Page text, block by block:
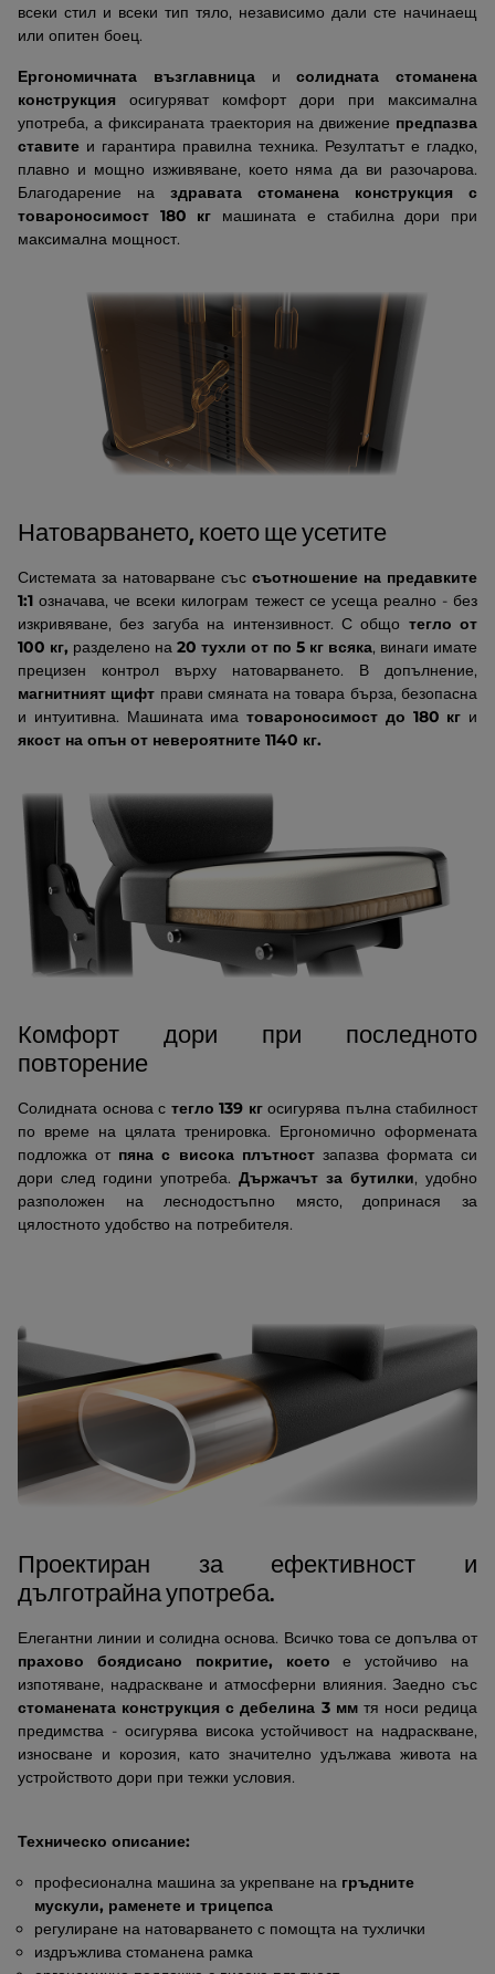
всеки стил и всеки тип тяло, независимо дали сте начинаещ
или опитен боец.
Ергономичната възглавница исолидната стоманена
конструкция осигуряват комфорт дори при максимална
употреба, а фиксираната траектория на движение предпазва
ставите и гарантира правилна техника. Резултатът е гладко,
плавно и мощно изживяване, което няма да ви разочарова.
Благодарение на здравата стоманена конструкция с
товароносимост 180 кг машината е стабилна дори при
максимална мощност.
Натоварването, което ще усетите
Системата за натоварване със съотношение на предавките
1:1означава, че всеки килограм тежест се усеща реално - без
изкривяване, без загуба на интензивност. С общо тегло от
100 кг, разделено на 20 тухли от по 5 кг всяка, винаги имате
прецизен контрол върху натоварването. В допълнение,
магнитният щифт прави смяната на товара бърза, безопасна
и интуитивна. Машината има товароносимост до 180 кг и
якост на опън от невероятните 1140 кг.
Комфорт дори при последното
повторение
Солидната основа с тегло 139 кгосигурява пълна стабилност
по време на цялата тренировка. Ергономично оформената
подложка от пяна с висока плътностзапазва формата си
дори след години употреба. Държачът за бутилки, удобно
разположен на леснодостъпно място, допринася за
цялостното удобство на потребителя.
Проектиран за ефективност и
дълготрайна употреба.
Елегантни линии и солидна основа. Всичко това се допълва от
прахово боядисано покритие, коетое устойчиво на
изпотяване, надраскване и атмосферни влияния. Заедно със
стоманената конструкция с дебелина 3 мм тя носи редица
предимства - осигурява висока устойчивост на надраскване,
износване и корозия, като значително удължава живота на
устройството дори при тежки условия.
Техническо описание:
професионална машина за укрепване на гръдните
мускули, раменете и трицепса
регулиране на натоварването с помощта на тухлички
издръжлива стоманена рамка